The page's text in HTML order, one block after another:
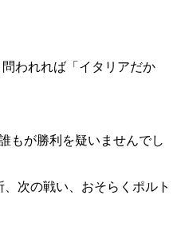
われれば「イタリアだか
もが勝利を疑いませんでし
次の戦い、おそらくポルト